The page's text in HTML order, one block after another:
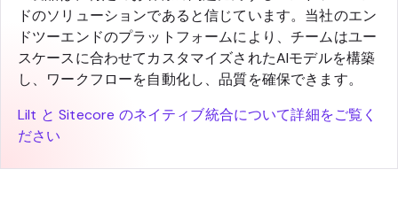
ドのソリューションであると信じています。当社のエン
ドツーエンドのプラットフォームにより、チームはユー
スケースに合わせてカスタマイズされたAIモデルを構築
し、ワークフローを自動化し、品質を確保できます。
Lilt と Sitecore のネイティブ統合について詳細をご覧く
ださい